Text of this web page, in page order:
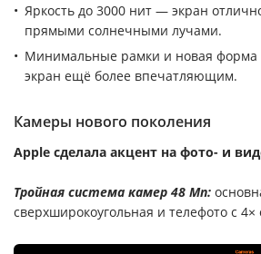
Яркость до 3000 нит — экран
прямыми солнечными лучами.
Минимальные рамки и новая форма
экран ещё более впечатляющим.
Камеры нового поколения
Apple сделала акцент на фото- и
Тройная система камер 48 Мп:
сверхширокоугольная и телефото с